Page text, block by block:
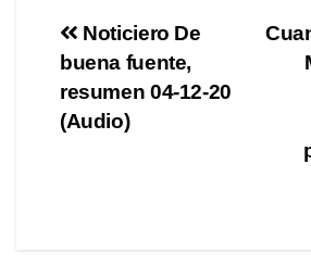
e
b
o
o
er gr
a
m
Post
navigation
Noticiero De
buena fuente,
resumen 04-12-20
(Audio)